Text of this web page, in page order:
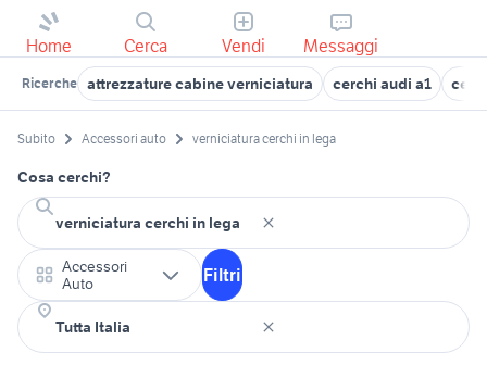
Home Cerca Vendi Messaggi
Ricerche attrezzature cabine verniciatura cerchi audi a1
Subito Accessori auto verniciatura cerchi in lega
Cosa cerchi?
Accessori
Auto
Filtri